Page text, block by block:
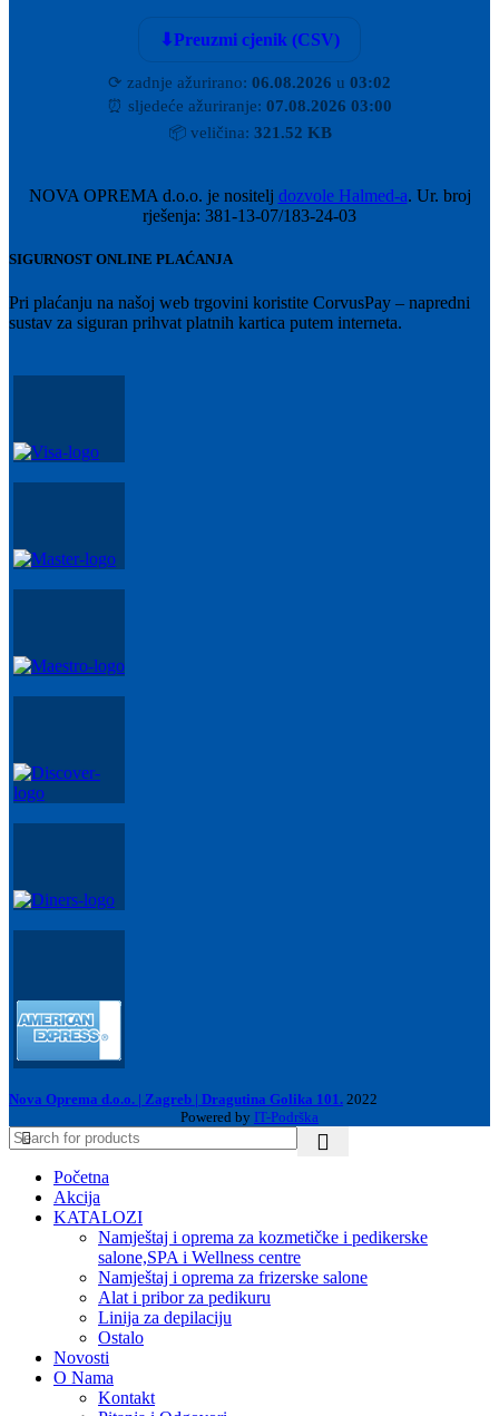
⬇Preuzmi cjenik (CSV)
⟳ zadnje ažurirano: 06.08.2026 u 03:02
⏰ sljedeće ažuriranje: 07.08.2026 03:00
📦veličina: 321.52 KB
NOVA OPREMA d.o.o. je nositelj dozvole Halmed-a. Ur. broj
rješenja: 381-13-07/183-24-03
SIGURNOST ONLINE PLAĆANJA
Pri plaćanju na našoj web trgovini koristite CorvusPay – napredni
sustav za siguran prihvat platnih kartica putem interneta.
Nova Oprema d.o.o. | Zagreb | Dragutina Golika 101. 2022
Powered by IT-Podrška
Početna
Akcija
KATALOZI
Namještaj i oprema za kozmetičke i pedikerske
salone,SPA i Wellness centre
Namještaj i oprema za frizerske salone
Alat i pribor za pedikuru
Linija za depilaciju
Ostalo
Novosti
O Nama
Kontakt